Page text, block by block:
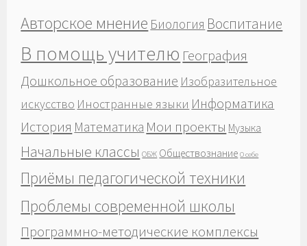
Авторское мнение Биология Воспитание
В помощь учителю География
Дошкольное образование Изобразительное
искусство Иностранные языки Информатика
История Математика Мои проекты Музыка
Начальные классы ОБЖ Обществознание О себе
Приёмы педагогической техники
Проблемы современной школы
Программно-методические комплексы